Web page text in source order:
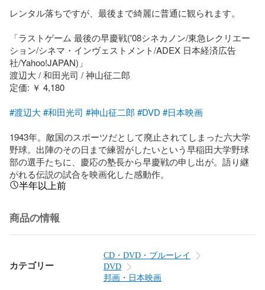
レンタル落ちですが、最後まで綺麗に普通に観られます。
「ラストゲーム 最後の早慶戦('08シネカノン/東急レクリエー
ション/シネマ・インヴェストメント/ADEX 日本経済広告
社/Yahoo!JAPAN)」
渡辺大 / 和田光司 / 神山征二郎
定価: ￥ 4,180
#渡辺大#和田光司 #神山征二郎 #DVD #日本映画
1943年。敵国のスポーツだとして廃止されてしまった六大学
野球。出陣のその日まで練習がしたいという早稲田大学野球
部の選手たちに、慶応の塾長から早慶戦の申し出が。語り継
がれる伝説の試合を映画化した感動作。
半年以上前
商品の情報
カテゴリー
CD・DVD・ブルーレイ
DVD
邦画・日本映画